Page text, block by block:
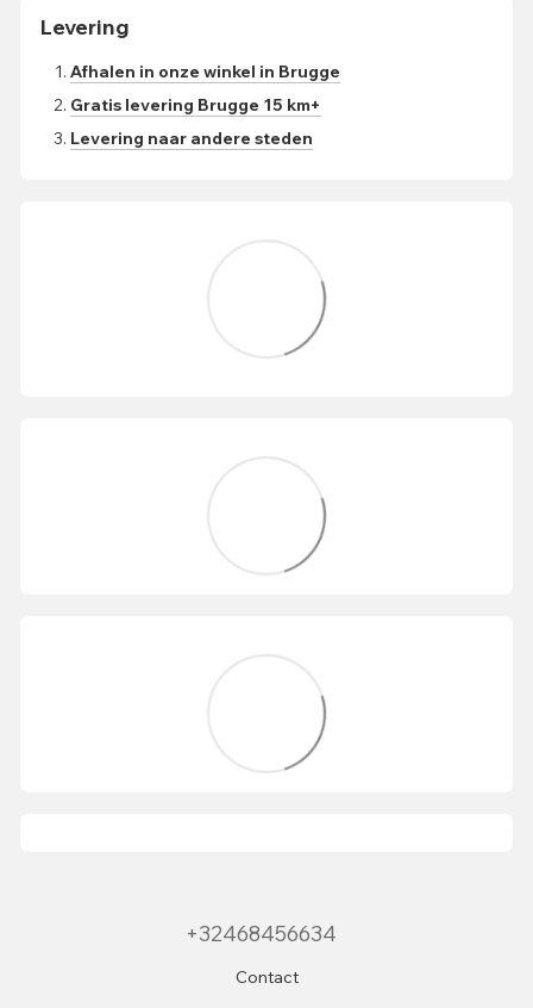
Levering
Afhalen in onze winkel in Brugge
Gratis levering Brugge 15 km+
Levering naar andere steden
+32468456634
Contact